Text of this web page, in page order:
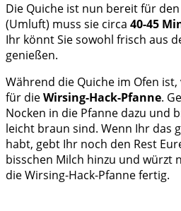
Die Quiche ist nun bereit für den
(Umluft) muss sie circa 40-45
Ihr könnt Sie sowohl frisch aus
genießen.
Während die Quiche im Ofen
für dieWirsing-Hack-Pfanne.
Nocken in die Pfanne dazu und
leicht braun sind. Wenn Ihr das
habt, gebt Ihr noch den Rest
bisschen Milch hinzu und würzt
die Wirsing-Hack-Pfanne fertig.